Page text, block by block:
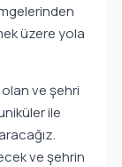
üzere yola
ve şehri
ile
ve şehrin